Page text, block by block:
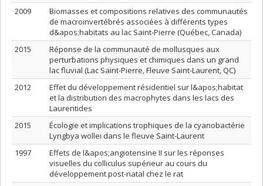
2009
Biomasses et compositions relatives des communautés
de macroinvertébrés associées à différents types
d&apos;habitats au lac Saint-Pierre (Québec, Canada)
2015
Réponse de la communauté de mollusques aux
perturbations physiques et chimiques dans un grand
lac fluvial (Lac Saint-Pierre, Fleuve Saint-Laurent, QC)
2012
Effet du développement résidentiel sur l&apos;habitat
et la distribution des macrophytes dans les lacs des
Laurentides
2015
Écologie et implications trophiques de la cyanobactérie
Lyngbya wollei dans le fleuve Saint-Laurent
1997
Effets de l&apos;angiotensine II sur les réponses
visuelles du colliculus supérieur au cours du
développement post-natal chez le rat